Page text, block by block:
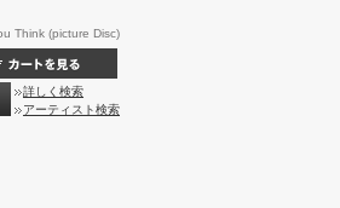
Think (picture Disc)
詳しく検索
アーティスト検索